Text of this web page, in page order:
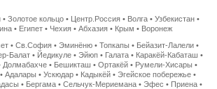
•Золотое кольцо • Центр.Россия • Волга •Узбекистан •
• Египет• Чехия• Абхазия• Крым • Воронеж
•Св.София •Эминёню •Топкапы • Бейазит-Лалели •
Балат• Йедикуле• Эйюп• Галата• Каракёй-Кабаташ •
Долмабахче• Бешикташ • Ортакёй• Румели-Хисары •
•Адалары •Ускюдар • Кадыкёй •Эгейское побережье •
• Бергама• Сельчук-Мериемана• Эфес • Приена•